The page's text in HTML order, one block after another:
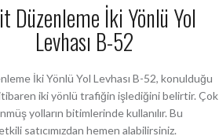
Düzenleme İki Yönlü Yol
Levhası B-52
İki Yönlü Yol Levhası B-52, konulduğu
iki yönlü trafiğin işlediğini belirtir. Çok
yolların bitimlerinde kullanılır. Bu
satıcımızdan hemen alabilirsiniz.